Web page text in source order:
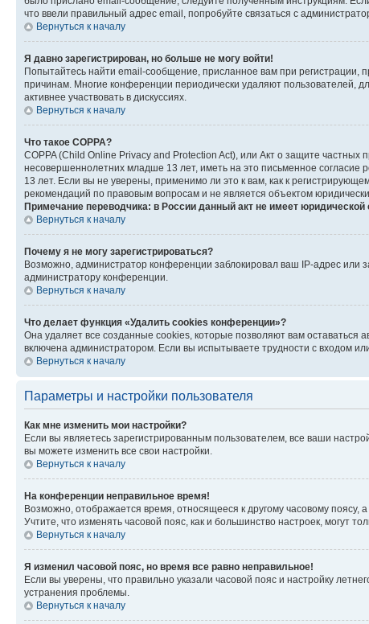
что ввели правильный адрес email, попробуйте связаться с
Вернуться к началу
Я давно зарегистрирован, но больше не могу войти!
Попытайтесь найти email-сообщение, присланное вам при регистрации,
причинам. Многие конференции периодически удаляют пользователей,
активнее участвовать в дискуссиях.
Вернуться к началу
Что такое COPPA?
COPPA (Child Online Privacy and Protection Act), или Акт о защите
несовершеннолетних младше 13 лет, иметь на это письменное
13 лет. Если вы не уверены, применимо ли это к вам, как к
рекомендаций по правовым вопросам и не является объектом
Примечание переводчика: в России данный акт не имеет юридической
Вернуться к началу
Почему я не могу зарегистрироваться?
Возможно, администратор конференции заблокировал ваш IP-адрес или
администратору конференции.
Вернуться к началу
Что делает функция «Удалить cookies конференции»?
Она удаляет все созданные cookies, которые позволяют вам оставаться
включена администратором. Если вы испытываете трудности с входом
Вернуться к началу
Параметры и настройки пользователя
Как мне изменить мои настройки?
Если вы являетесь зарегистрированным пользователем, все ваши
вы можете изменить все свои настройки.
Вернуться к началу
На конференции неправильное время!
Возможно, отображается время, относящееся к другому часовому поясу,
Учтите, что изменять часовой пояс, как и большинство настроек, могут
Вернуться к началу
Я изменил часовой пояс, но время все равно неправильное!
Если вы уверены, что правильно указали часовой пояс и настройку
устранения проблемы.
Вернуться к началу